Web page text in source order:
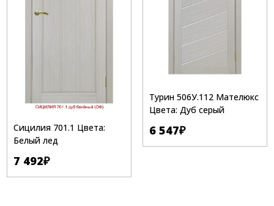
Сицилия 701.1 Цвета:
Белый лед
7 492₽
Турин 506У.112 Мателюкс
Цвета: Дуб серый
6 547₽